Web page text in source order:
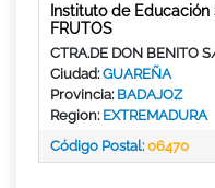
Instituto de Educación
FRUTOS
CTRA.DE DON BENITO
Ciudad:GUAREÑA
Provincia: BADAJOZ
Region: EXTREMADURA
Código Postal:06470